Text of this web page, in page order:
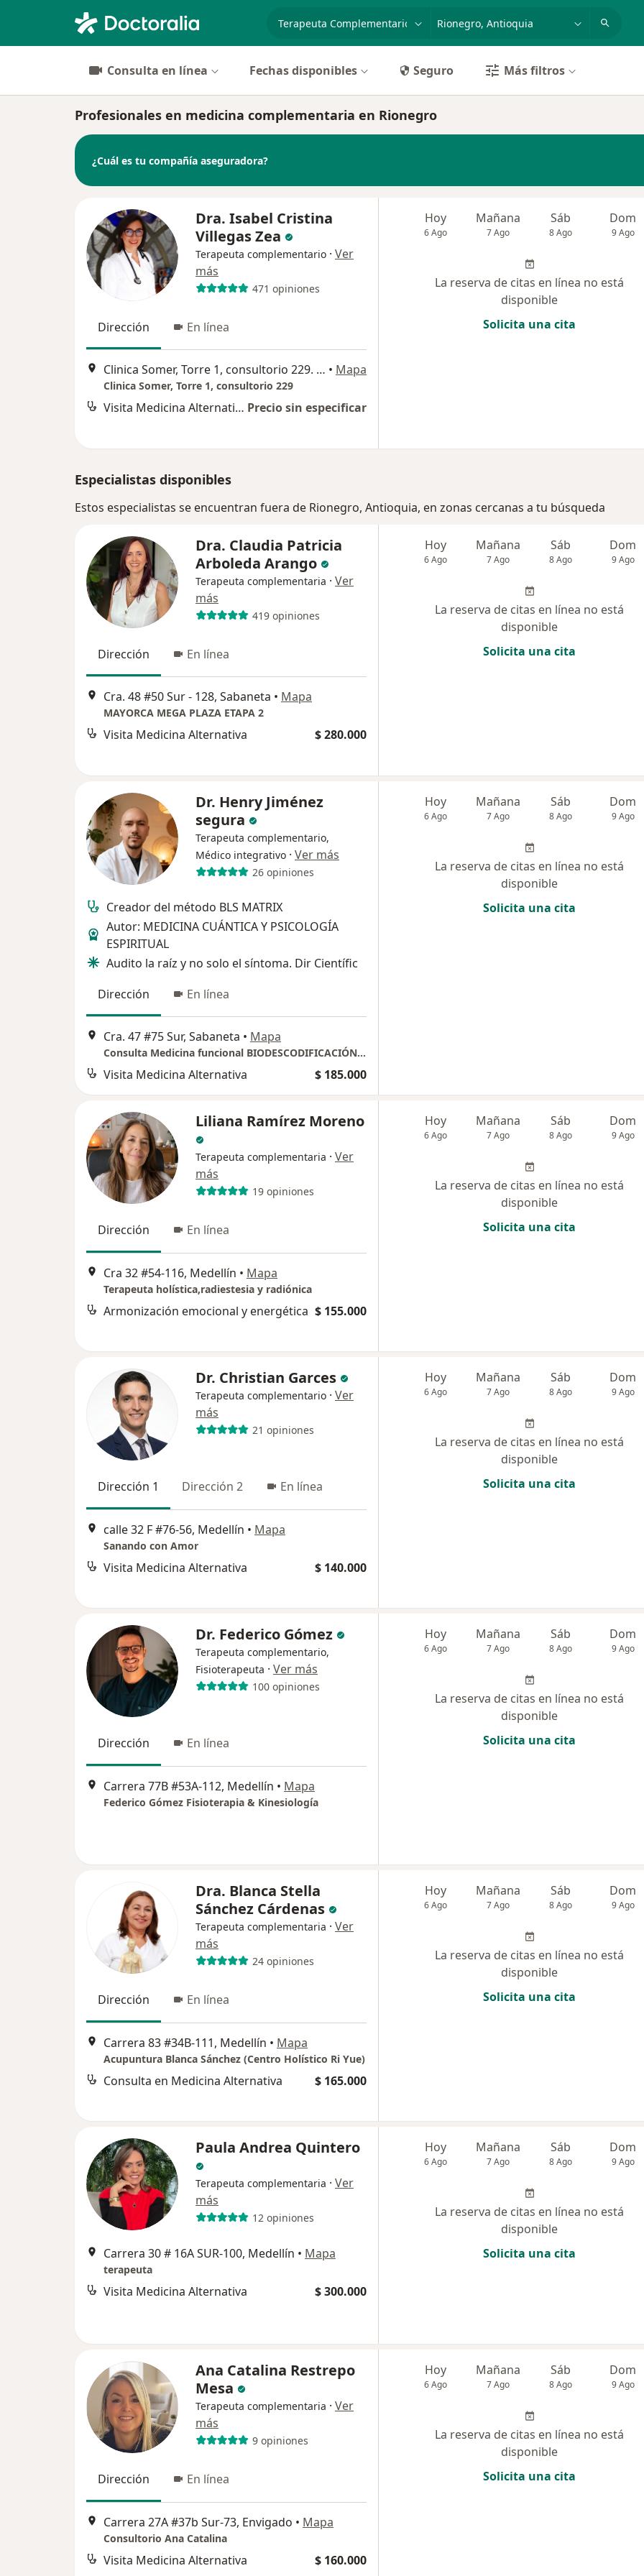
Consulta en línea Fechas disponibles Seguro Más filtros
Profesionales en medicina complementaria en Rionegro
¿Cuál es tu compañía aseguradora?
Dra. Isabel Cristina
Villegas Zea
Terapeuta complementario · Ver
más
471 opiniones
Dirección En línea
Clinica Somer, Torre 1, consultorio 229. Cll. 38 # 54 A-35, Rionegro • Mapa
Clinica Somer, Torre 1, consultorio 229
Visita Medicina Alternativa Precio sin especificar
Hoy
6 Ago
Mañana
7 Ago
Sáb
8 Ago
Dom
9 Ago
La reserva de citas en línea no está
disponible
Solicita una cita
Especialistas disponibles
Estos especialistas se encuentran fuera de Rionegro, Antioquia, en zonas cercanas a tu búsqueda
Dra. Claudia Patricia
Arboleda Arango
Terapeuta complementaria · Ver
más
419 opiniones
Dirección En línea
Cra. 48 #50 Sur - 128, Sabaneta • Mapa
MAYORCA MEGA PLAZA ETAPA 2
Visita Medicina Alternativa $ 280.000
Hoy
6 Ago
Mañana
7 Ago
Sáb
8 Ago
Dom
9 Ago
La reserva de citas en línea no está
disponible
Solicita una cita
Dr. Henry Jiménez
segura
Terapeuta complementario,
Médico integrativo · Ver más
26 opiniones
Creador del método BLS MATRIX
Autor: MEDICINA CUÁNTICA Y PSICOLOGÍA
ESPIRITUAL
Audito la raíz y no solo el síntoma. Dir Científic
Dirección
En línea
Cra. 47 #75 Sur, Sabaneta • Mapa
Consulta Medicina funcional BIODESCODIFICACIÓN (BLS)
Visita Medicina Alternativa $ 185.000
Hoy
6 Ago
Mañana
7 Ago
Sáb
8 Ago
Dom
9 Ago
La reserva de citas en línea no está
disponible
Solicita una cita
Liliana Ramírez Moreno
Terapeuta complementaria · Ver
más
19 opiniones
Dirección En línea
Cra 32 #54-116, Medellín • Mapa
Terapeuta holística,radiestesia y radiónica
Armonización emocional y energética $ 155.000
Hoy
6 Ago
Mañana
7 Ago
Sáb
8 Ago
Dom
9 Ago
La reserva de citas en línea no está
disponible
Solicita una cita
Dr. Christian Garces
Terapeuta complementario · Ver
más
21 opiniones
Dirección 1 Dirección 2 En línea
calle 32 F #76-56, Medellín • Mapa
Sanando con Amor
Visita Medicina Alternativa $ 140.000
Hoy
6 Ago
Mañana
7 Ago
Sáb
8 Ago
Dom
9 Ago
La reserva de citas en línea no está
disponible
Solicita una cita
Dr. Federico Gómez
Terapeuta complementario,
Fisioterapeuta · Ver más
100 opiniones
Dirección En línea
Carrera 77B #53A-112, Medellín • Mapa
Federico Gómez Fisioterapia & Kinesiología
Hoy
6 Ago
Mañana
7 Ago
Sáb
8 Ago
Dom
9 Ago
La reserva de citas en línea no está
disponible
Solicita una cita
Dra. Blanca Stella
Sánchez Cárdenas
Terapeuta complementaria · Ver
más
24 opiniones
Dirección En línea
Carrera 83 #34B-111, Medellín • Mapa
Acupuntura Blanca Sánchez (Centro Holístico Ri Yue)
Consulta en Medicina Alternativa $ 165.000
Hoy
6 Ago
Mañana
7 Ago
Sáb
8 Ago
Dom
9 Ago
La reserva de citas en línea no está
disponible
Solicita una cita
Paula Andrea Quintero
Terapeuta complementaria · Ver
más
12 opiniones
Carrera 30 # 16A SUR-100, Medellín • Mapa
terapeuta
Visita Medicina Alternativa $ 300.000
Hoy
6 Ago
Mañana
7 Ago
Sáb
8 Ago
Dom
9 Ago
La reserva de citas en línea no está
disponible
Solicita una cita
Ana Catalina Restrepo
Mesa
Terapeuta complementaria · Ver
más
9 opiniones
Dirección En línea
Carrera 27A #37b Sur-73, Envigado • Mapa
Consultorio Ana Catalina
Visita Medicina Alternativa $ 160.000
Hoy
6 Ago
Mañana
7 Ago
Sáb
8 Ago
Dom
9 Ago
La reserva de citas en línea no está
disponible
Solicita una cita